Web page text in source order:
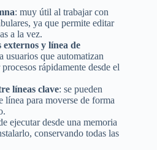
: muy útil al trabajar con
ya que permite editar
a la vez.
y línea de
usuarios que automatizan
rápidamente desde el
líneas clave: se pueden
línea para moverse de forma
ejecutar desde una memoria
conservando todas las